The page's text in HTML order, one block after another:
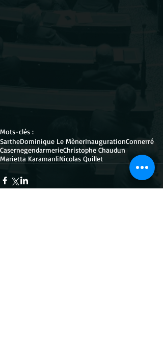
Mots-clés :
SartheDominique Le MènerInaugurationConnerré
CasernegendarmerieChristophe Chaudun
Marietta KaramanliNicolas Quillet